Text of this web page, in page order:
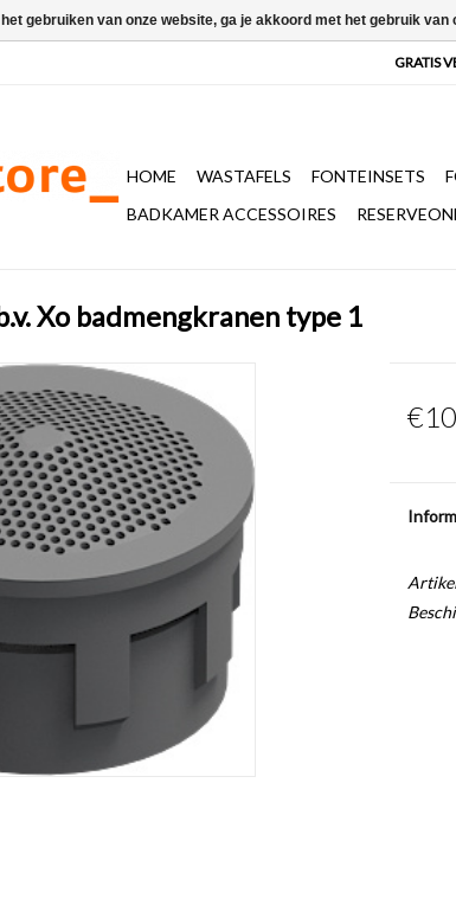
HOME WASTAFELS FONTEINSETS
BADKAMER ACCESSOIRES
Xo badmengkranen type 1
het gebruiken van onze website, ga je akkoord met het gebruik